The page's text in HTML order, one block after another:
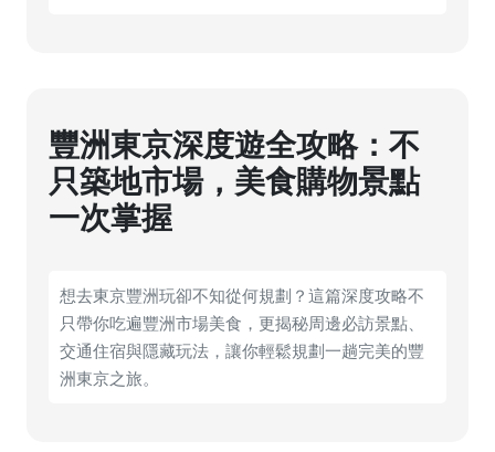
豐洲東京深度遊全攻略：不
只築地市場，美食購物景點
一次掌握
想去東京豐洲玩卻不知從何規劃？這篇深度攻略不
只帶你吃遍豐洲市場美食，更揭秘周邊必訪景點、
交通住宿與隱藏玩法，讓你輕鬆規劃一趟完美的豐
洲東京之旅。